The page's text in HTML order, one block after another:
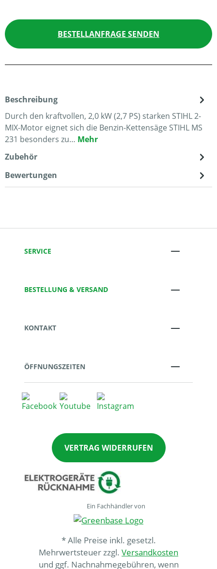
BESTELLANFRAGE SENDEN
Beschreibung
Durch den kraftvollen, 2,0 kW (2,7 PS) starken STIHL 2-
MIX-Motor eignet sich die Benzin-Kettensäge STIHL MS
231 besonders zu… Mehr
Zubehör
Bewertungen
SERVICE
BESTELLUNG & VERSAND
KONTAKT
ÖFFNUNGSZEITEN
VERTRAG WIDERRUFEN
Ein Fachhändler von
* Alle Preise inkl. gesetzl.
Mehrwertsteuer zzgl. Versandkosten
und ggf. Nachnahmegebühren, wenn